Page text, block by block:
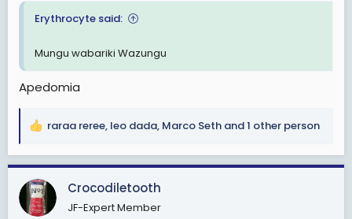
Erythrocyte said:
Mungu wabariki Wazungu
Apedomia
R
a
c
t
i
raraa reree, leo dada, Marco Seth and 1 other person
Crocodiletooth
JF-Expert Member